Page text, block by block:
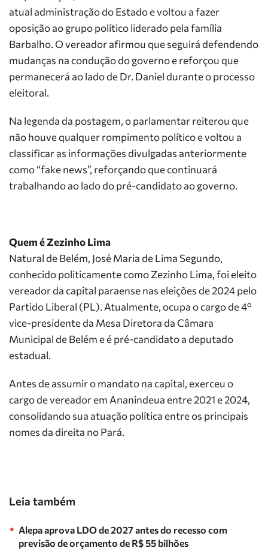
atual administração do Estado e voltou a fazer
oposição ao grupo político liderado pela família
Barbalho. O vereador afirmou que seguirá defendendo
mudanças na condução do governo e reforçou que
permanecerá ao lado de Dr. Daniel durante o processo
eleitoral.
Na legenda da postagem, o parlamentar reiterou que
não houve qualquer rompimento político e voltou a
classificar as informações divulgadas anteriormente
como “fake news”, reforçando que continuará
trabalhando ao lado do pré-candidato ao governo.
Quem é Zezinho Lima
Natural de Belém, José Maria de Lima Segundo,
conhecido politicamente como Zezinho Lima, foi eleito
vereador da capital paraense nas eleições de 2024 pelo
Partido Liberal (PL). Atualmente, ocupa o cargo de 4º
vice-presidente da Mesa Diretora da Câmara
Municipal de Belém e é pré-candidato a deputado
estadual.
Antes de assumir o mandato na capital, exerceu o
cargo de vereador em Ananindeua entre 2021 e 2024,
consolidando sua atuação política entre os principais
nomes da direita no Pará.
Leia também
Alepa aprova LDO de 2027 antes do recesso com
previsão de orçamento de R$ 55 bilhões